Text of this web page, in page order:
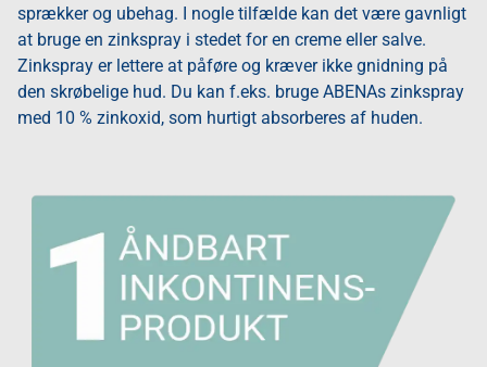
sprækker og ubehag. I nogle tilfælde kan det være gavnligt
at bruge en zinkspray i stedet for en creme eller salve.
Zinkspray er lettere at påføre og kræver ikke gnidning på
den skrøbelige hud. Du kan f.eks. bruge ABENAs zinkspray
med 10 % zinkoxid, som hurtigt absorberes af huden.